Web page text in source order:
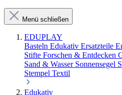
Menü schließen
EDUPLAY
Basteln Edukativ Ersatzteile
Stifte Forschen & Entdecken
Sand & Wasser Sonnensegel
Stempel Textil
Edukativ